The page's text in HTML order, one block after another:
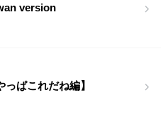
version
ぱこれだね編】